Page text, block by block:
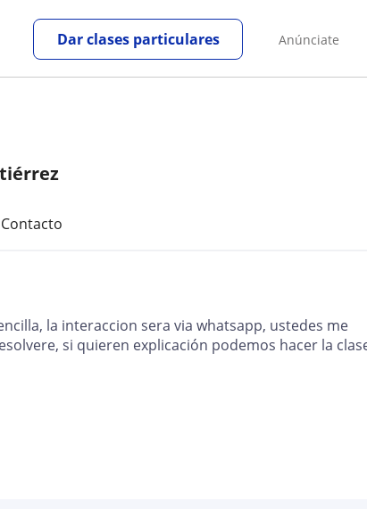
Anúnciate
Dar clases particulares
Contacto
la interaccion sera via whatsapp, ustedes me
si quieren explicación podemos hacer la